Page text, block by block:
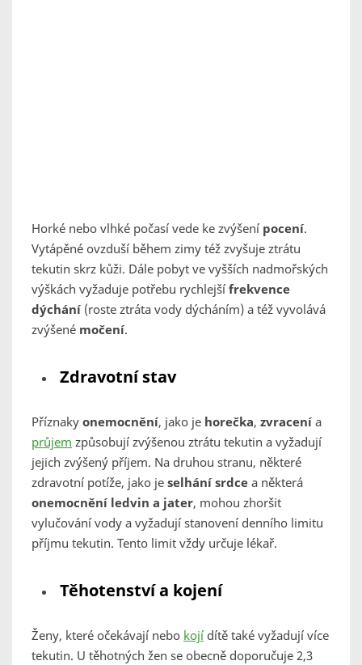
Horké nebo vlhké počasí vede ke zvýšení pocení.
Vytápěné ovzduší během zimy též zvyšuje ztrátu
tekutin skrz kůži. Dále pobyt ve vyšších nadmořských
výškách vyžaduje potřebu rychlejší frekvence
dýchání (roste ztráta vody dýcháním) a též vyvolává
zvýšené močení.
Zdravotní stav
Příznaky onemocnění, jako je horečka, zvracení a
průjem způsobují zvýšenou ztrátu tekutin a vyžadují
jejich zvýšený příjem. Na druhou stranu, některé
zdravotní potíže, jako je selhání srdce a některá
onemocnění ledvin a jater, mohou zhoršit
vylučování vody a vyžadují stanovení denního limitu
příjmu tekutin. Tento limit vždy určuje lékař.
Těhotenství a kojení
Ženy, které očekávají nebo kojí dítě také vyžadují více
tekutin. U těhotných žen se obecně doporučuje 2,3